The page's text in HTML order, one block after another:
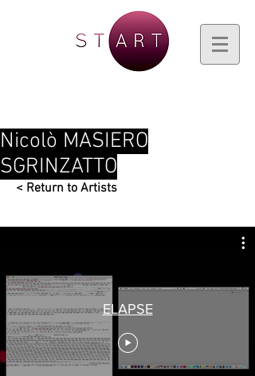
Nicolò MASIERO
SGRINZATTO
< Return to Artists
ELAPSE